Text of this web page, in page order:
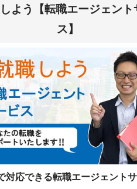
よう【転職エージェント
ス】
対応できる転職エージェント